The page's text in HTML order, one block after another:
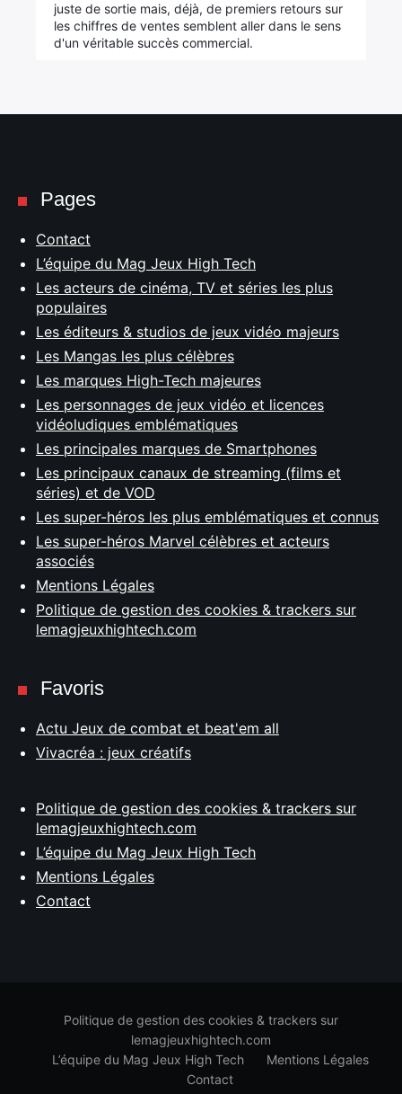
juste de sortie mais, déjà, de premiers retours sur
les chiffres de ventes semblent aller dans le sens
d'un véritable succès commercial.
Pages
Contact
L’équipe du Mag Jeux High Tech
Les acteurs de cinéma, TV et séries les plus
populaires
Les éditeurs & studios de jeux vidéo majeurs
Les Mangas les plus célèbres
Les marques High-Tech majeures
Les personnages de jeux vidéo et licences
vidéoludiques emblématiques
Les principales marques de Smartphones
Les principaux canaux de streaming (films et
séries) et de VOD
Les super-héros les plus emblématiques et connus
Les super-héros Marvel célèbres et acteurs
associés
Mentions Légales
Politique de gestion des cookies & trackers sur
lemagjeuxhightech.com
Favoris
Actu Jeux de combat et beat'em all
Vivacréa : jeux créatifs
Politique de gestion des cookies & trackers sur
lemagjeuxhightech.com
L’équipe du Mag Jeux High Tech
Mentions Légales
Contact
Politique de gestion des cookies & trackers sur
lemagjeuxhightech.com
L’équipe du Mag Jeux High Tech
Mentions Légales
Contact